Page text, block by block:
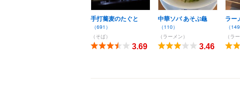
手打蕎麦のたぐと
（691）
（そば）
3.69
中華ソバ あそぶ龜
（110）
（ラーメン）
3.46
ラー
（149
（ラ